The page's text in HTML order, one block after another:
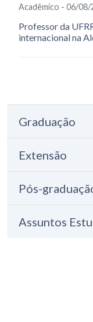
Acadêmico - 06/08/
Professor da
internacional na
Graduação
Extensão
Pós-
Assuntos